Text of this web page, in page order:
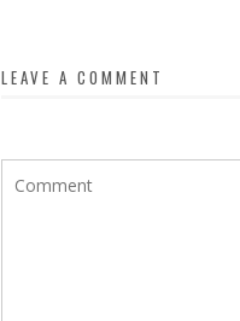
LEAVE A COMMENT